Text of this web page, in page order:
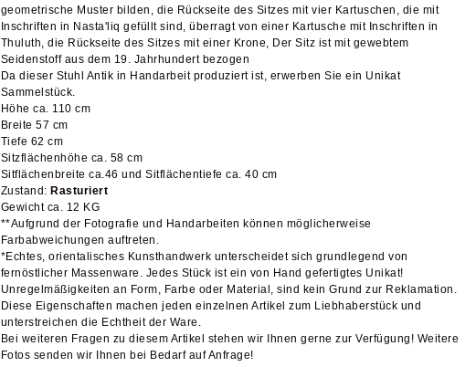
geometrische Muster bilden, die Rückseite des Sitzes mit vier Kartuschen, die mit
Inschriften in Nasta'liq gefüllt sind, überragt von einer Kartusche mit Inschriften in
Thuluth, die Rückseite des Sitzes mit einer Krone, Der Sitz ist mit gewebtem
Seidenstoff aus dem 19. Jahrhundert bezogen
Da dieser Stuhl Antik in Handarbeit produziert ist, erwerben Sie ein Unikat
Sammelstück.
Höhe ca. 110 cm
Breite 57 cm
Tiefe 62 cm
Sitzflächenhöhe ca. 58 cm
Sitflächenbreite ca.46 und Sitflächentiefe ca. 40 cm
Zustand: Rasturiert
Gewicht ca. 12 KG
**Aufgrund der Fotografie und Handarbeiten können möglicherweise
Farbabweichungen auftreten.
*Echtes, orientalisches Kunsthandwerk unterscheidet sich grundlegend von
fernöstlicher Massenware. Jedes Stück ist ein von Hand gefertigtes Unikat!
Unregelmäßigkeiten an Form, Farbe oder Material, sind kein Grund zur Reklamation.
Diese Eigenschaften machen jeden einzelnen Artikel zum Liebhaberstück und
unterstreichen die Echtheit der Ware.
Bei weiteren Fragen zu diesem Artikel stehen wir Ihnen gerne zur Verfügung! Weitere
Fotos senden wir Ihnen bei Bedarf auf Anfrage!